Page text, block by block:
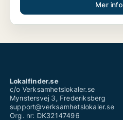
Mer info
Lokalfinder.se
c/o Verksamhetslokaler.se
Mynstersvej 3, Frederiksberg
support@verksamhetslokaler.se
Org. nr: DK32147496